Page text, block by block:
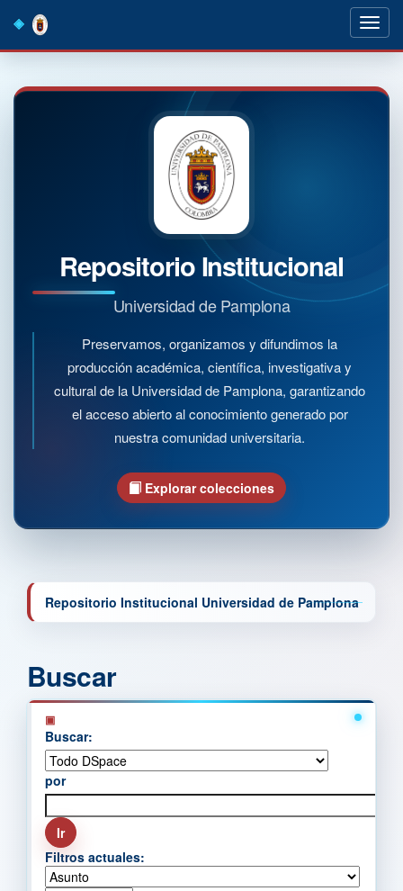
navigation
Repositorio Institucional
Universidad de Pamplona
Preservamos, organizamos y difundimos la
producción académica, científica, investigativa y
cultural de la Universidad de Pamplona, garantizando
el acceso abierto al conocimiento generado por
nuestra comunidad universitaria.
Explorar colecciones
Repositorio Institucional Universidad de Pamplona
Buscar
Buscar:
por
Filtros actuales: